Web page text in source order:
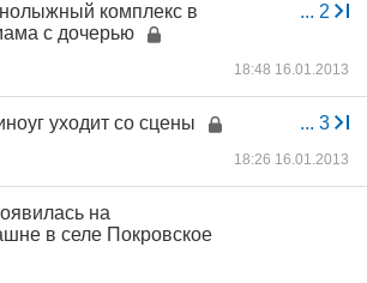
... 2
комплекс в
с дочерью
18:48 16.01.2013
... 3
уходит со сцены
18:26 16.01.2013
на
в селе Покровское